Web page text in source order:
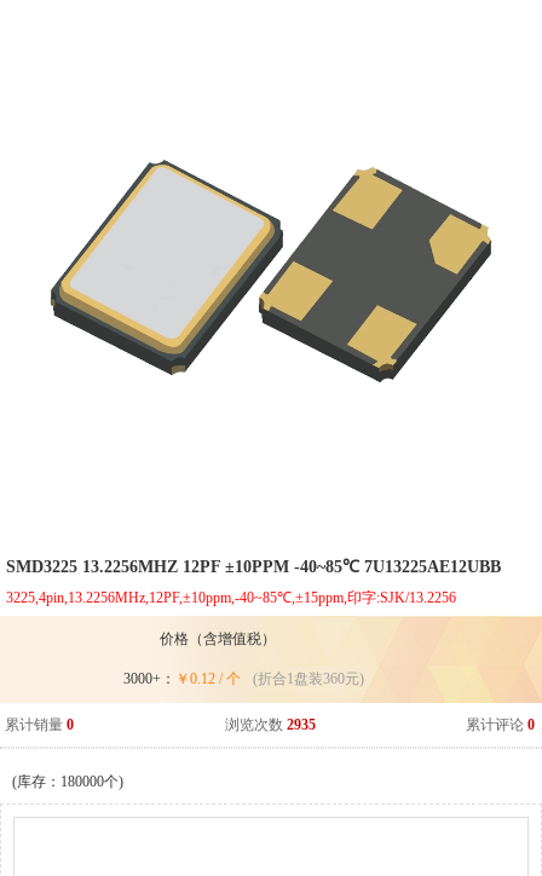
SMD3225 13.2256MHZ 12PF ±10PPM -40~85℃ 7U13225AE12UBB
3225,4pin,13.2256MHz,12PF,±10ppm,-40~85℃,±15ppm,印字:SJK/13.2256
价格（含增值税）
3000+： ￥0.12 / 个 (折合1盘装360元)
累计销量 0 浏览次数 2935 累计评论 0
(库存：180000个)